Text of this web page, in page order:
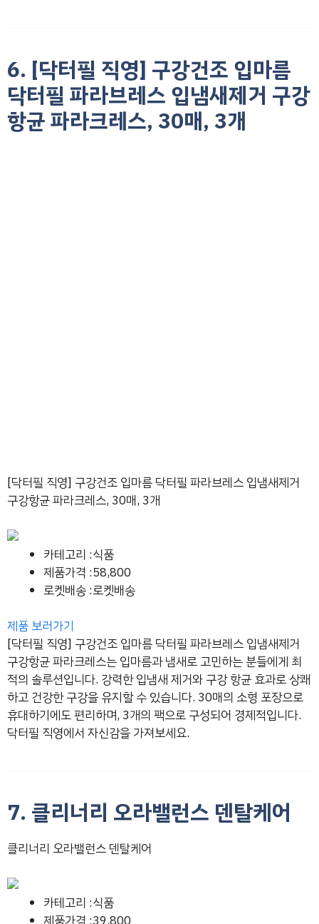
6. [닥터필 직영] 구강건조 입마름
닥터필 파라브레스 입냄새제거 구강
항균 파라크레스, 30매, 3개
[닥터필 직영] 구강건조 입마름 닥터필 파라브레스 입냄새제거
구강항균 파라크레스, 30매, 3개
카테고리 :식품
제품가격 :58,800
로켓배송 :로켓배송
제품 보러가기
[닥터필 직영] 구강건조 입마름 닥터필 파라브레스 입냄새제거
구강항균 파라크레스는 입마름과 냄새로 고민하는 분들에게 최
적의 솔루션입니다. 강력한 입냄새 제거와 구강 항균 효과로 상쾌
하고 건강한 구강을 유지할 수 있습니다. 30매의 소형 포장으로
휴대하기에도 편리하며, 3개의 팩으로 구성되어 경제적입니다.
닥터필 직영에서 자신감을 가져보세요.
7. 클리너리 오라밸런스 덴탈케어
클리너리 오라밸런스 덴탈케어
카테고리 :식품
제품가격 :39,800